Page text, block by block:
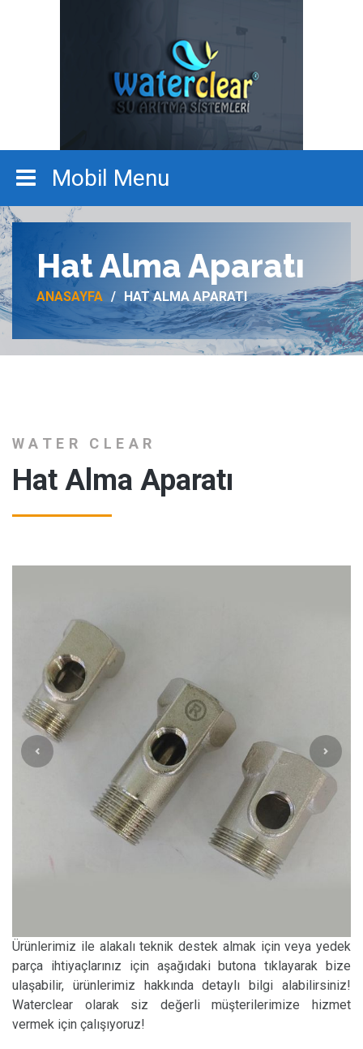
Hat Alma Aparatı
ANASAYFA HAT ALMA APARATI
WATER CLEAR
Hat Alma Aparatı
Ürünlerimiz ile alakalı teknik destek almak için veya yedek
parça ihtiyaçlarınız için aşağıdaki butona tıklayarak bize
ulaşabilir, ürünlerimiz hakkında detaylı bilgi alabilirsiniz!
Waterclear olarak siz değerli müşterilerimize hizmet
vermek için çalışıyoruz!